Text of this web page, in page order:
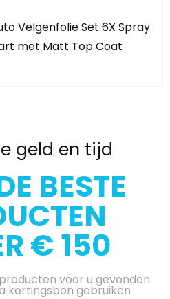
Velgenfolie Set 6X Spray
met Matt Top Coat
geld en tijd
BESTE
€ 150
voor u gevonden
kortingsbon gebruiken